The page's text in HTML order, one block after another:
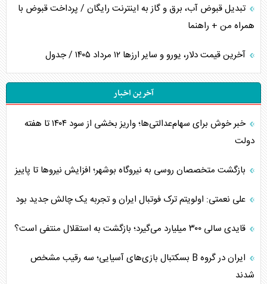
تبدیل قبوض آب، برق و گاز به اینترنت رایگان / پرداخت قبوض با
همراه من + راهنما
آخرین قیمت دلار، یورو و سایر ارز‌ها ۱۲ مرداد ۱۴۰۵ / جدول
آخرین اخبار
خبر خوش برای سهام‌عدالتی‌ها؛ واریز بخشی از سود ۱۴۰۴ تا هفته
دولت
بازگشت متخصصان روسی به نیروگاه بوشهر؛ افزایش نیروها تا پاییز
علی نعمتی: اولویتم ترک فوتبال ایران و تجربه یک چالش جدید بود
قایدی سالی ۳۰۰ میلیارد می‌گیرد؛ بازگشت به استقلال منتفی است؟
ایران در گروه B بسکتبال بازی‌های آسیایی؛ سه رقیب مشخص
شدند